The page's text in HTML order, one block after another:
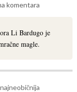
komentara
Li Bardugo je
magle.